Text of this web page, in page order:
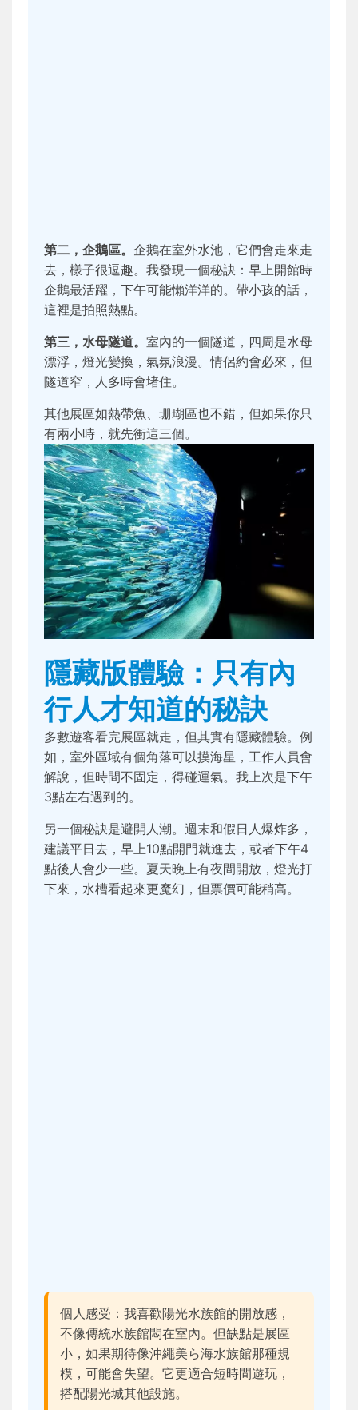
第二，企鵝區。 企鵝在室外水池，它們會走來走
去，樣子很逗趣。我發現一個秘訣：早上開館時
企鵝最活躍，下午可能懶洋洋的。帶小孩的話，
這裡是拍照熱點。
第三，水母隧道。 室內的一個隧道，四周是水母
漂浮，燈光變換，氣氛浪漫。情侶約會必來，但
隧道窄，人多時會堵住。
其他展區如熱帶魚、珊瑚區也不錯，但如果你只
有兩小時，就先衝這三個。
隱藏版體驗：只有內
行人才知道的秘訣
多數遊客看完展區就走，但其實有隱藏體驗。例
如，室外區域有個角落可以摸海星，工作人員會
解說，但時間不固定，得碰運氣。我上次是下午
3點左右遇到的。
另一個秘訣是避開人潮。週末和假日人爆炸多，
建議平日去，早上10點開門就進去，或者下午4
點後人會少一些。夏天晚上有夜間開放，燈光打
下來，水槽看起來更魔幻，但票價可能稍高。
個人感受：我喜歡陽光水族館的開放感，
不像傳統水族館悶在室內。但缺點是展區
小，如果期待像沖繩美ら海水族館那種規
模，可能會失望。它更適合短時間遊玩，
搭配陽光城其他設施。